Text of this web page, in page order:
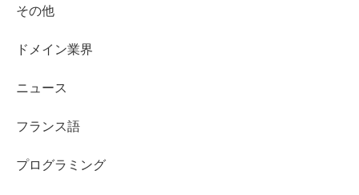
その他
ドメイン業界
ニュース
フランス語
プログラミング